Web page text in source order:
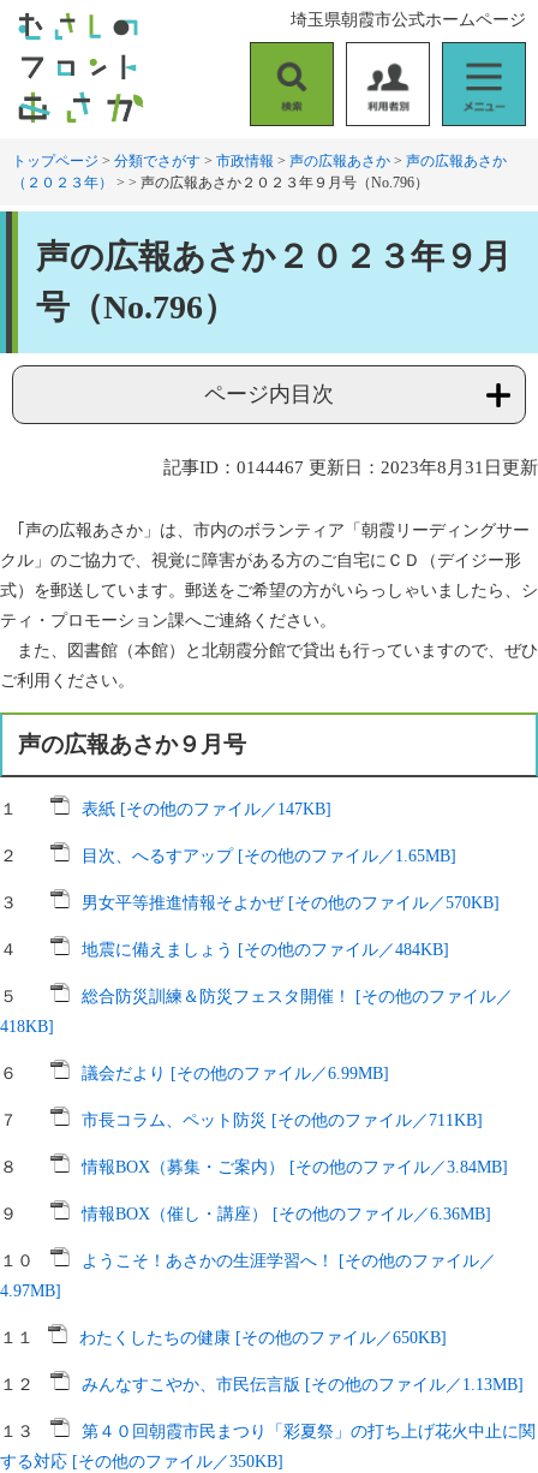
。
て
索
用
者
別
ニ
ュ
埼玉県朝霞市公式ホームページ
トップページ > 分類でさがす > 市政情報 > 声の広報あさか > 声の広報あさか
（２０２３年）
> > 声の広報あさか２０２３年９月号（No.796）
声の広報あさか２０２３年９月
号（No.796）
ページ内目次
記事ID：0144467 更新日：2023年8月31日更新
｢声の広報あさか」は、市内のボランティア「朝霞リーディングサー
クル」のご協力で、視覚に障害がある方のご自宅にＣＤ（デイジー形
式）を郵送しています。郵送をご希望の方がいらっしゃいましたら、シ
ティ・プロモーション課へご連絡ください。
また、図書館（本館）と北朝霞分館で貸出も行っていますので、ぜひ
ご利用ください。
声の広報あさか９月号
１ 表紙 [その他のファイル／147KB]
２ 目次、へるすアップ [その他のファイル／1.65MB]
３ 男女平等推進情報そよかぜ [その他のファイル／570KB]
４ 地震に備えましょう [その他のファイル／484KB]
５
総合防災訓練＆防災フェスタ開催！ [その他のファイル／
418KB]
６ 議会だより [その他のファイル／6.99MB]
７ 市長コラム、ペット防災 [その他のファイル／711KB]
８ 情報BOX（募集・ご案内） [その他のファイル／3.84MB]
９ 情報BOX（催し・講座） [その他のファイル／6.36MB]
１０
ようこそ！あさかの生涯学習へ！ [その他のファイル／
4.97MB]
１１ わたくしたちの健康 [その他のファイル／650KB]
１２ みんなすこやか、市民伝言版 [その他のファイル／1.13MB]
１３
第４０回朝霞市民まつり「彩夏祭」の打ち上げ花火中止に関
する対応 [その他のファイル／350KB]